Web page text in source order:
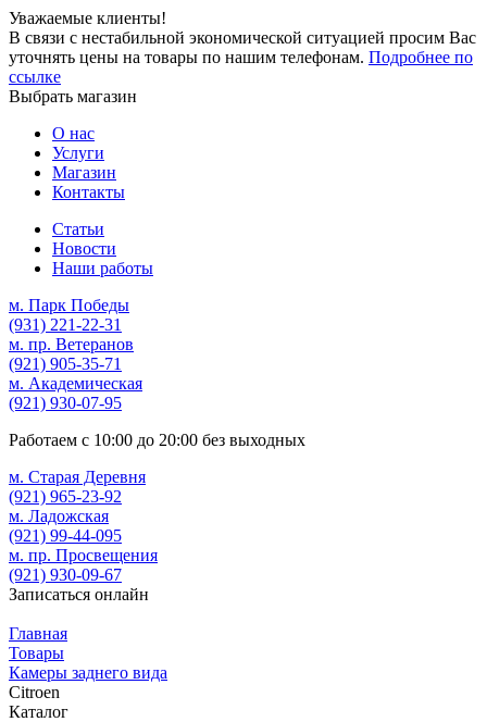
Уважаемые клиенты!
В связи с нестабильной экономической ситуацией просим Вас
уточнять цены на товары по нашим телефонам. Подробнее по
ссылке
Выбрать магазин
О нас
Услуги
Магазин
Контакты
Статьи
Новости
Наши работы
м. Парк Победы
(931) 221-22-31
м. пр. Ветеранов
(921) 905-35-71
м. Академическая
(921) 930-07-95
Работаем с 10:00 до 20:00 без выходных
м. Старая Деревня
(921) 965-23-92
м. Ладожская
(921) 99-44-095
м. пр. Просвещения
(921) 930-09-67
Записаться онлайн
Главная
Товары
Камеры заднего вида
Citroen
Каталог